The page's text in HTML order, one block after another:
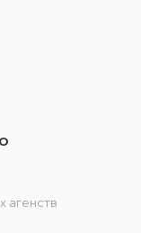
агенств